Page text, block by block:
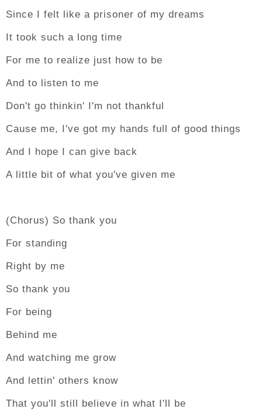
Since I felt like a prisoner of my dreams
It took such a long time
For me to realize just how to be
And to listen to me
Don't go thinkin' I'm not thankful
Cause me, I've got my hands full of good things
And I hope I can give back
A little bit of what you've given me
(Chorus) So thank you
For standing
Right by me
So thank you
For being
Behind me
And watching me grow
And lettin' others know
That you'll still believe in what I'll be